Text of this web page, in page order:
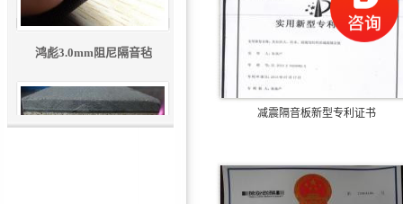
鸿彪3.0mm阻尼隔音毡
减震隔音板新型专利证书